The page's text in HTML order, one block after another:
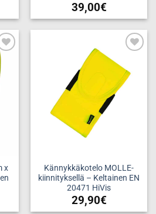
39,00€
to
x
wishlist
Kännykkäkotelo MOLLE-
kiinnityksellä – Keltainen EN
20471 HiVis
29,90€